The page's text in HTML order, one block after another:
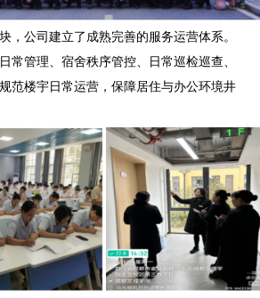
，公司建立了成熟完善的服务运营体系。
常管理、宿舍秩序管控、日常巡检巡查、
范楼宇日常运营，保障居住与办公环境井